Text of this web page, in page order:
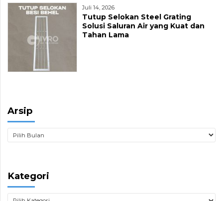
Juli 14, 2026
Tutup Selokan Steel Grating
Solusi Saluran Air yang Kuat dan
Tahan Lama
Arsip
Kategori